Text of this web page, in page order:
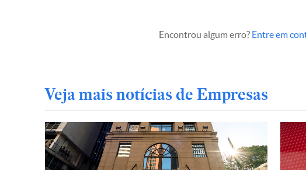
Encontrou algum erro? Entre em
Veja mais notícias de Empresas